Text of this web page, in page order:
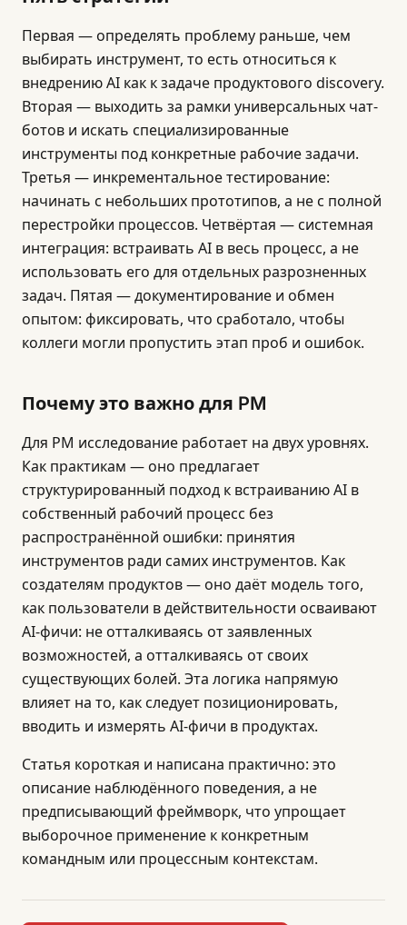
Первая — определять проблему раньше, чем
выбирать инструмент, то есть относиться к
внедрению AI как к задаче продуктового discovery.
Вторая — выходить за рамки универсальных чат-
ботов и искать специализированные
инструменты под конкретные рабочие задачи.
Третья — инкрементальное тестирование:
начинать с небольших прототипов, а не с полной
перестройки процессов. Четвёртая — системная
интеграция: встраивать AI в весь процесс, а не
использовать его для отдельных разрозненных
задач. Пятая — документирование и обмен
опытом: фиксировать, что сработало, чтобы
коллеги могли пропустить этап проб и ошибок.
Почему это важно для PM
Для PM исследование работает на двух уровнях.
Как практикам — оно предлагает
структурированный подход к встраиванию AI в
собственный рабочий процесс без
распространённой ошибки: принятия
инструментов ради самих инструментов. Как
создателям продуктов — оно даёт модель того,
как пользователи в действительности осваивают
AI-фичи: не отталкиваясь от заявленных
возможностей, а отталкиваясь от своих
существующих болей. Эта логика напрямую
влияет на то, как следует позиционировать,
вводить и измерять AI-фичи в продуктах.
Статья короткая и написана практично: это
описание наблюдённого поведения, а не
предписывающий фреймворк, что упрощает
выборочное применение к конкретным
командным или процессным контекстам.